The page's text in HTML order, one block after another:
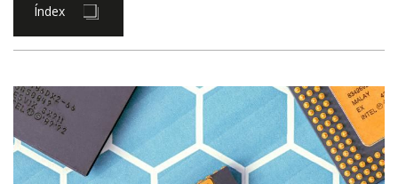
Índex